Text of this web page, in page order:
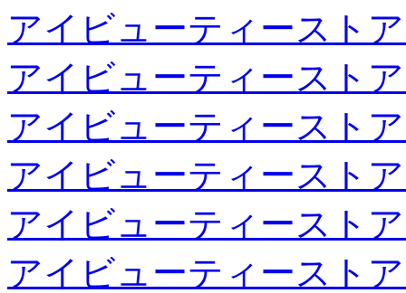
アイビューティースト
アイビューティースト
アイビューティースト
アイビューティースト
アイビューティースト
アイビューティースト